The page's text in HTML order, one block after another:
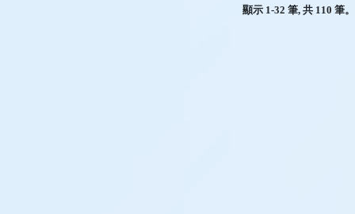
顯示 1-32 筆, 共 110 筆。